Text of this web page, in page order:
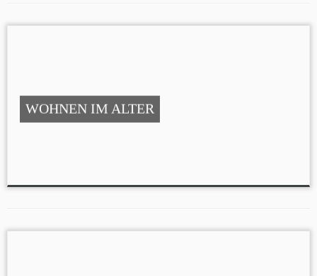
WOHNEN IM ALTER